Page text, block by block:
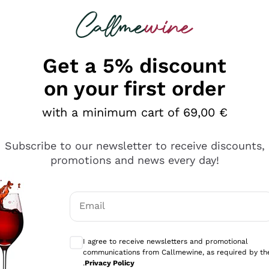
looking for
diversi e con un ampio range di prezzo. Le
Get a 5% discount
on your first order
with a minimum cart of 69,00 €
Subscribe to our newsletter to receive discounts,
promotions and news every day!
Email
I agree to receive newsletters and promotional
communications from Callmewine, as required by
.Privacy Policy